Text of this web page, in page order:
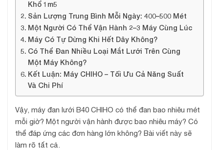
Khổ 1m5
Sản Lượng Trung Bình Mỗi Ngày: 400–500 Mét
Một Người Có Thể Vận Hành 2–3 Máy Cùng Lúc
Máy Có Tự Dừng Khi Hết Dây Không?
Có Thể Đan Nhiều Loại Mắt Lưới Trên Cùng
Một Máy Không?
Kết Luận: Máy CHIHO – Tối Ưu Cả Năng Suất
Và Chi Phí
Vậy, máy đan lưới B40 CHIHO có thể đan bao nhiêu mét
mỗi giờ? Một người vận hành được bao nhiêu máy? Có
thể đáp ứng các đơn hàng lớn không? Bài viết này sẽ
làm rõ tất cả.